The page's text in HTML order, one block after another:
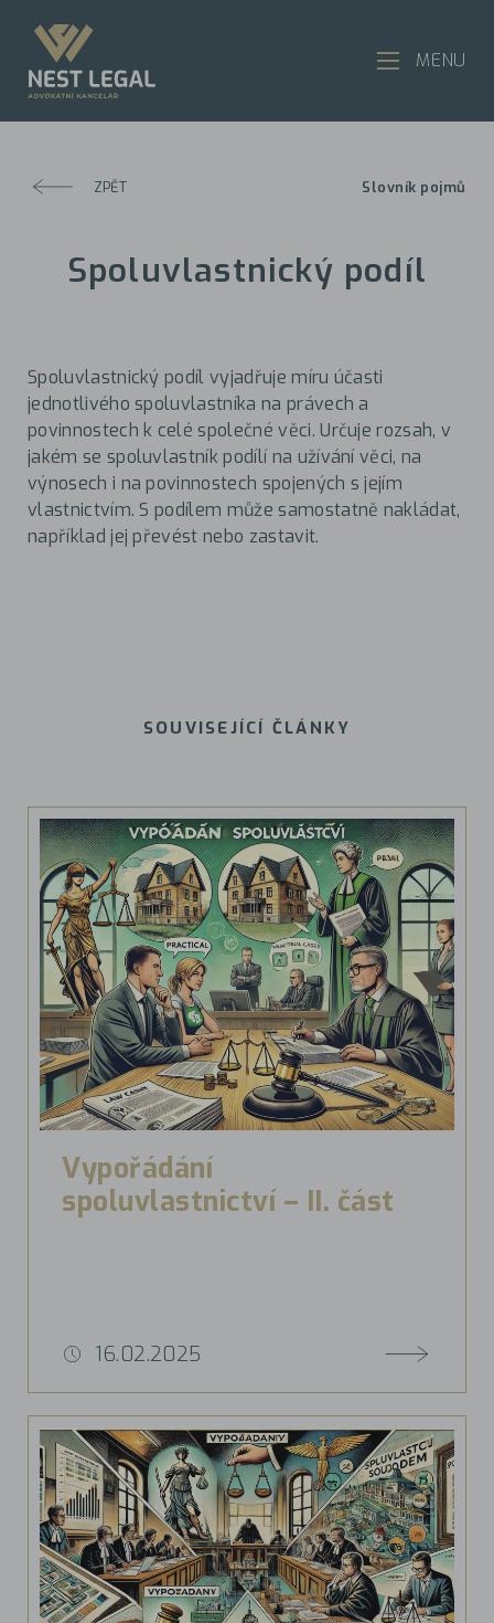
ZPĚT Slovník pojmů
Spoluvlastnický podíl
Spoluvlastnický podíl vyjadřuje míru účasti
jednotlivého spoluvlastníka na právech a
povinnostech k celé společné věci. Určuje rozsah, v
jakém se spoluvlastník podílí na užívání věci, na
výnosech i na povinnostech spojených s jejím
vlastnictvím. S podílem může samostatně nakládat,
například jej převést nebo zastavit.
SOUVISEJÍCÍ ČLÁNKY
Vypořádání
spoluvlastnictví – II. část
16.02.2025
MENU